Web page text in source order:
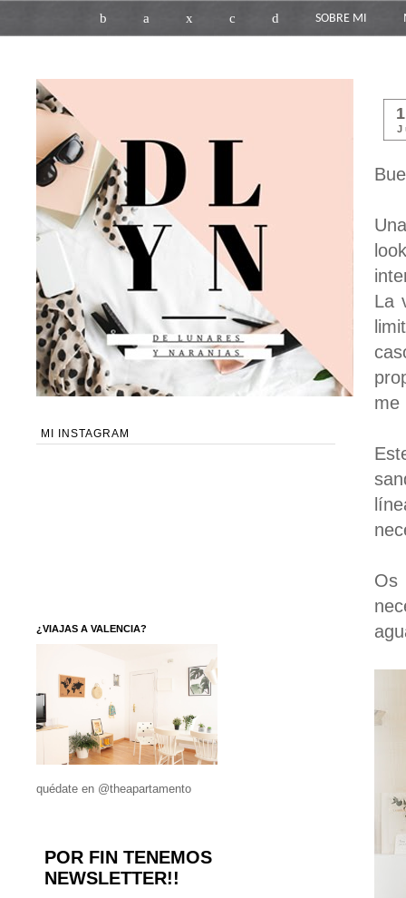
b a x c d SOBRE MI
La
me
Os
MI INSTAGRAM
¿VIAJAS A VALENCIA?
quédate en @theapartamento
POR FIN TENEMOS
NEWSLETTER!!